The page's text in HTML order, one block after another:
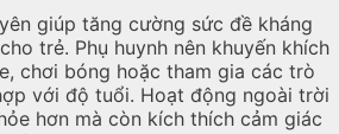
giúp tăng cường sức đề kháng
trẻ. Phụ huynh nên khuyến khích
chơi bóng hoặc tham gia các trò
với độ tuổi. Hoạt động ngoài trời
hơn mà còn kích thích cảm giác